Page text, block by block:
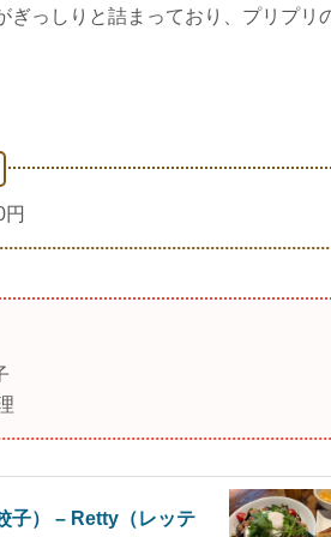
ぎっしりと詰まっており、プリプリ
子） – Retty（レッテ